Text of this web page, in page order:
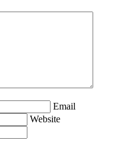
Email
Website